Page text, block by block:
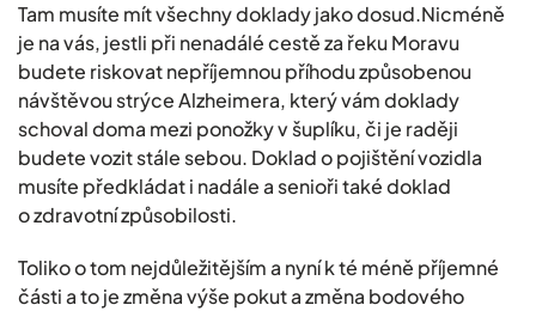
Tam musíte mít všechny doklady jako dosud.Nicméně
je na vás, jestli při nenadálé cestě za řeku Moravu
budete riskovat nepříjemnou příhodu způsobenou
návštěvou strýce Alzheimera, který vám doklady
schoval doma mezi ponožky v šuplíku, či je raději
budete vozit stále sebou. Doklad o pojištění vozidla
musíte předkládat i nadále a senioři také doklad
o zdravotní způsobilosti.
Toliko o tom nejdůležitějším a nyní k té méně příjemné
části a to je změna výše pokut a změna bodového